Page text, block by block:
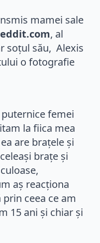
mamei sale
, al
soţul său, Alexis
o fotografie
femei
la fiica mea
are braţele şi
braţe şi
aş reacţiona
ceea ce am
15 ani şi chiar şi